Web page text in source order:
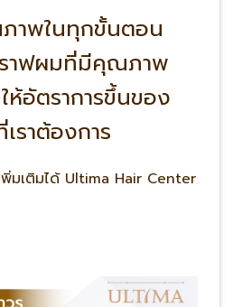
าพในทุกขั้นตอน
ราฟผมที่มีคุณภาพ
อัตราการขึ้นของ
ราต้องการ
มเติมได้ Ultima Hair Center